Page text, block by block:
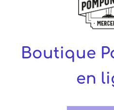
Boutique
en